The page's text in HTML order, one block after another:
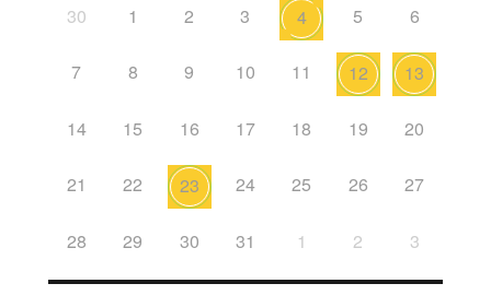
30
1 2 3 4 5 6
7 8 9 10 11 12 13
14 15 16 17 18 19 20
21 22 23 24 25 26 27
28 29 30 31 1 2 3